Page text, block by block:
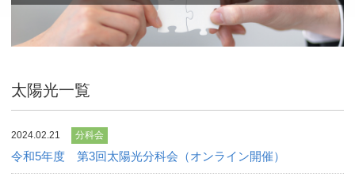
太陽光一覧
2024.02.21 分科会
令和5年度 第3回太陽光分科会（オンライン開催）